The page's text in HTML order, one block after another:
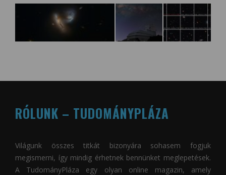
RÓLUNK – TUDOMÁNYPLÁZA
Világunk összes titkát bizonyára sohasem fogjuk
megismerni, így mindig érhetnek bennünket meglepetések.
A TudományPláza egy olyan online magazin, amely